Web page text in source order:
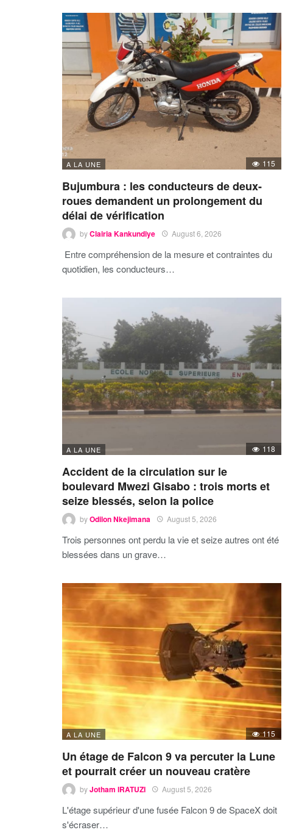
A LA UNE 115
Bujumbura : les conducteurs de deux-
roues demandent un prolongement du
délai de vérification
byClairia Kankundiye August 6, 2026
Entre compréhension de la mesure et contraintes du
quotidien, les conducteurs…
A LA UNE 118
Accident de la circulation sur le
boulevard Mwezi Gisabo : trois morts et
seize blessés, selon la police
byOdilon Nkejimana August 5, 2026
Trois personnes ont perdu la vie et seize autres ont été
blessées dans un grave…
A LA UNE 115
Un étage de Falcon 9 va percuter la Lune
et pourrait créer un nouveau cratère
byJotham IRATUZI August 5, 2026
L'étage supérieur d'une fusée Falcon 9 de SpaceX doit
s'écraser…